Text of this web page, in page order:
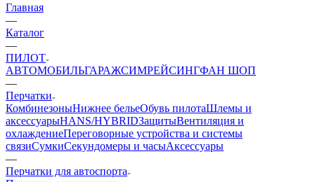
Главная
—
Каталог
—
ПИЛОТ
АВТОМОБИЛЬГАРАЖСИМРЕЙСИНГФАН ШОП
—
Перчатки
КомбинезоныНижнее бельеОбувь пилотаШлемы и
аксессуарыHANS/HYBRIDЗащитыВентиляция и
охлаждениеПереговорные устройства и системы
связиСумкиСекундомеры и часыАксессуары
—
Перчатки для автоспорта